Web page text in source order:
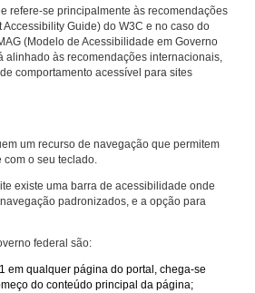
refere-se principalmente às recomendações
Accessibility Guide) do W3C e no caso do
(Modelo de Acessibilidade em Governo
alinhado às recomendações internacionais,
comportamento acessível para sites
um recurso de navegação que permitem
com o seu teclado.
existe uma barra de acessibilidade onde
padronizados, e a opção para
federal são:
em qualquer página do portal, chega-se
do conteúdo principal da página;